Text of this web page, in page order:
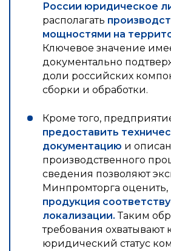
России юридическое
располагать
мощностями на
Ключевое значение
документально
доли российских
сборки и обработки.
Кроме того,
предоставить
документацию и
производственного
сведения позволяют
Минпромторга оценить,
продукция
локализации. Таким
требования охватывают
юридический статус